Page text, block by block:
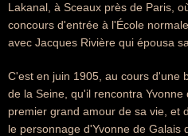
Lakanal, à Sceaux près de Paris,
concours d'entrée à l'École
avec Jacques Rivière qui épousa
C'est en juin 1905, au cours d'une
de la Seine, qu'il rencontra
premier grand amour de sa vie, et
le personnage d'Yvonne de Galais